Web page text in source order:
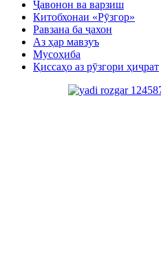
Ҷавонон ва варзиш
Китобхонаи «Рӯзгор»
Равзана ба ҷахон
Аз ҳар мавзуъ
Мусоҳиба
Қиссаҳо аз рӯзгори ҳиҷрат